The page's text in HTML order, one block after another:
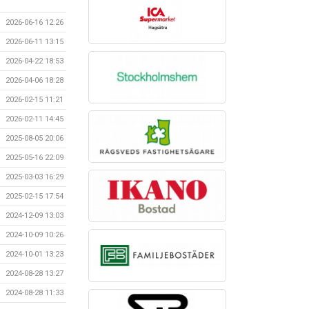
2026-06-16 12:26
2026-06-11 13:15
2026-04-22 18:53
2026-04-06 18:28
2026-02-15 11:21
2026-02-11 14:45
2025-08-05 20:06
2025-05-16 22:09
2025-03-03 16:29
2025-02-15 17:54
2024-12-09 13:03
2024-10-09 10:26
2024-10-01 13:23
2024-08-28 13:27
2024-08-28 11:33